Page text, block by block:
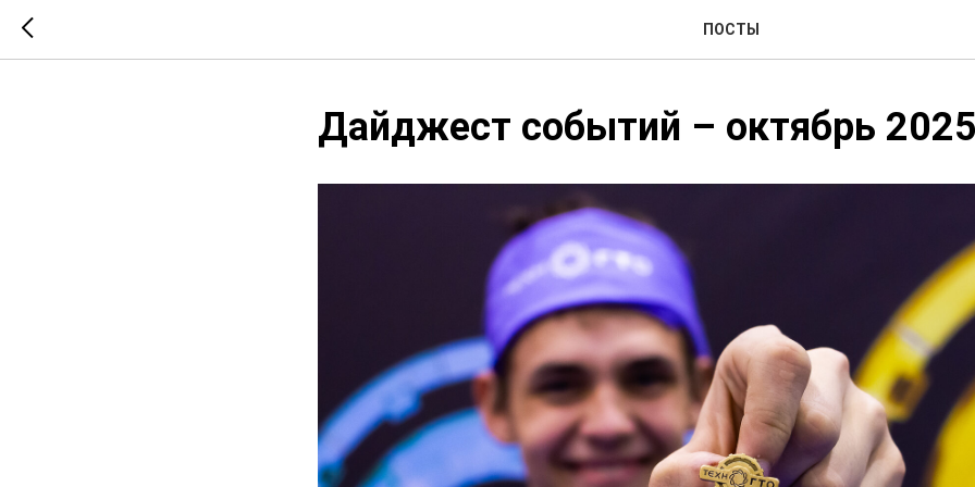
ПОСТЫ
Дайджест событий – октябрь